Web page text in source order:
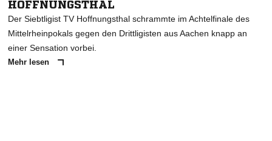
HOFFNUNGSTHAL
Der Siebtligist TV Hoffnungsthal schrammte im Achtelfinale des
Mittelrheinpokals gegen den Drittligisten aus Aachen knapp an
einer Sensation vorbei.
Mehr lesen